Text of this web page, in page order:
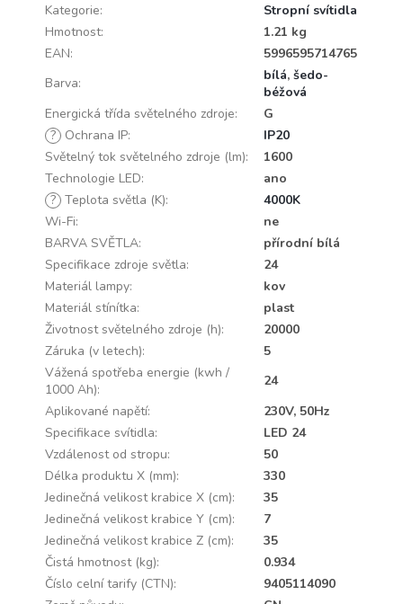
Kategorie:
Stropní svítidla
Hmotnost:
1.21 kg
EAN:
5996595714765
Barva: bílá, šedo-
béžová
Energická třída světelného zdroje:
G
? Ochrana IP:
IP20
Světelný tok světelného zdroje (lm):
1600
Technologie LED:
ano
? Teplota světla (K):
4000K
Wi-Fi:
ne
BARVA SVĚTLA:
přírodní bílá
Specifikace zdroje světla:
24
Materiál lampy:
kov
Materiál stínítka:
plast
Životnost světelného zdroje (h):
20000
Záruka (v letech):
5
Vážená spotřeba energie (kwh /
1000 Ah):
24
Aplikované napětí:
230V, 50Hz
Specifikace svítidla:
LED 24
Vzdálenost od stropu:
50
Délka produktu X (mm):
330
Jedinečná velikost krabice X (cm):
35
Jedinečná velikost krabice Y (cm):
7
Jedinečná velikost krabice Z (cm):
35
Čistá hmotnost (kg):
0.934
Číslo celní tarify (CTN):
9405114090